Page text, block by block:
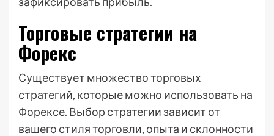
Торговые стратегии на
Форекс
Существует множество торговых
стратегий, которые можно использовать на
Форексе. Выбор стратегии зависит от
вашего стиля торговли, опыта и склонности